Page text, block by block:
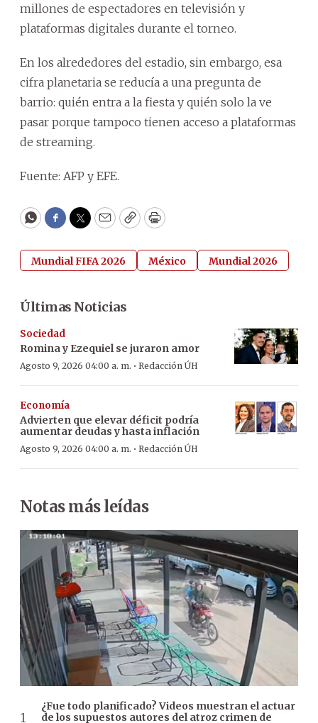
millones de espectadores en televisión y
plataformas digitales durante el torneo.
En los alrededores del estadio, sin embargo, esa
cifra planetaria se reducía a una pregunta de
barrio: quién entra a la fiesta y quién solo la ve
pasar porque tampoco tienen acceso a plataformas
de streaming.
Fuente: AFP y EFE.
WhatsApp
Facebook
Twitter
EmailCopyPrint
Mundial FIFA 2026 México Mundial 2026
Últimas Noticias
Sociedad
Romina y Ezequiel se juraron amor
Agosto 9, 2026 04:00 a. m. · Redacción ÚH
Economía
Advierten que elevar déficit podría
aumentar deudas y hasta inflación
Agosto 9, 2026 04:00 a. m. · Redacción ÚH
Notas más leídas
¿Fue todo planificado? Videos muestran el actuar
de los supuestos autores del atroz crimen de